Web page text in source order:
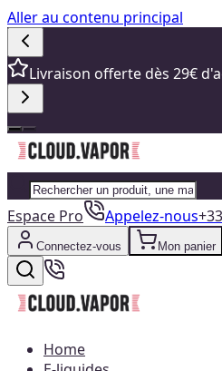
Aller au contenu principal
Livraison offerte dès 29€
Espace Pro Appelez-nous
Connectez-vous Mon panier
Home